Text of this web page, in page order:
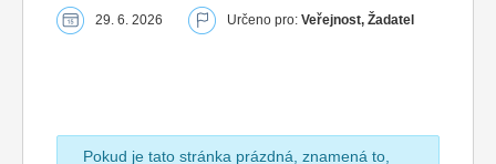
29. 6. 2026 Určeno pro: Veřejnost, Žadatel
Pokud je tato stránka prázdná, znamená to,